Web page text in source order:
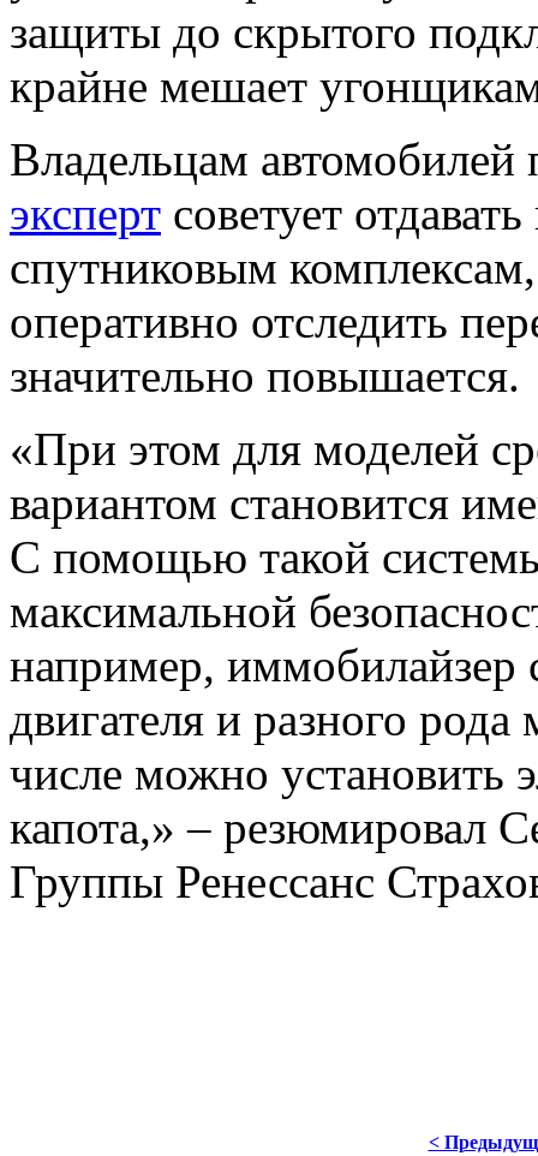
защиты до скрытого
крайне мешает
Владельцам автомобилей
эксперт советует
спутниковым
оперативно отследить
значительно повышается.
«При этом для моделей
вариантом становится
С помощью такой
максимальной
например, иммобилайзер
двигателя и разного
числе можно установить
капота,» – резюмировал
Группы Ренессанс
<